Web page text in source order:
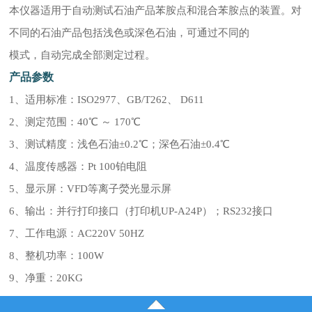
本仪器适用于自动测试石油产品苯胺点和混合苯胺点的装置。对
不同的石油产品包括浅色或深色石油，可通过不同的
模式，自动完成全部测定过程。
产品参数
1、适用标准：ISO2977、GB/T262、 D611
2、测定范围：40℃ ～ 170℃
3、测试精度：浅色石油±0.2℃；深色石油±0.4℃
4、温度传感器：Pt 100铂电阻
5、显示屏：VFD等离子熒光显示屏
6、输出：并行打印接口（打印机UP-A24P）；RS232接口
7、工作电源：AC220V 50HZ
8、整机功率：100W
9、净重：20KG